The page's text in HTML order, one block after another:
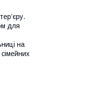
для
на